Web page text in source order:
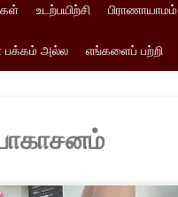
உடற்பயிற்சி பிராணாயாமம்
பக்கம் அல்ல எங்களைப் பற்றி